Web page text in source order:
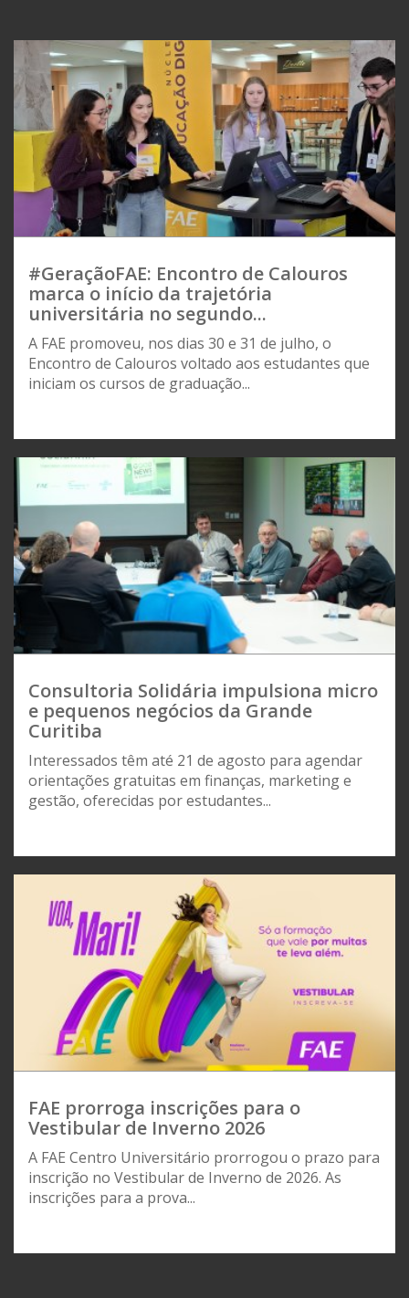
#GeraçãoFAE: Encontro de Calouros
marca o início da trajetória
universitária no segundo...
A FAE promoveu, nos dias 30 e 31 de julho, o
Encontro de Calouros voltado aos estudantes que
iniciam os cursos de graduação...
Consultoria Solidária impulsiona micro
e pequenos negócios da Grande
Curitiba
Interessados têm até 21 de agosto para agendar
orientações gratuitas em finanças, marketing e
gestão, oferecidas por estudantes...
FAE prorroga inscrições para o
Vestibular de Inverno 2026
A FAE Centro Universitário prorrogou o prazo para
inscrição no Vestibular de Inverno de 2026. As
inscrições para a prova...